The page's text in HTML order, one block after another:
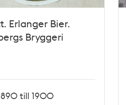
Erlanger Bier.
Bryggeri
till 1900